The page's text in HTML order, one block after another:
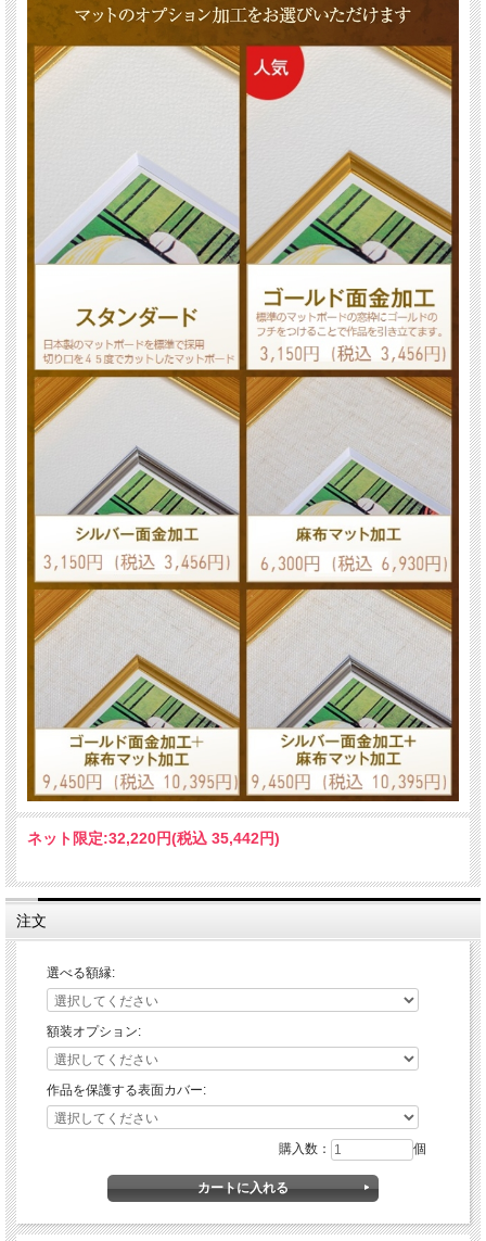
ネット限定:32,220円(税込 35,442円)
注文
選べる額縁:
額装オプション:
作品を保護する表面カバー:
購入数： 個